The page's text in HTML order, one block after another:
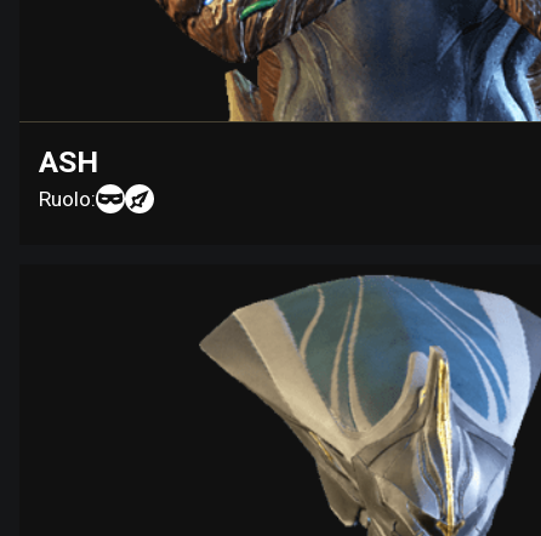
ASH
Ruolo: